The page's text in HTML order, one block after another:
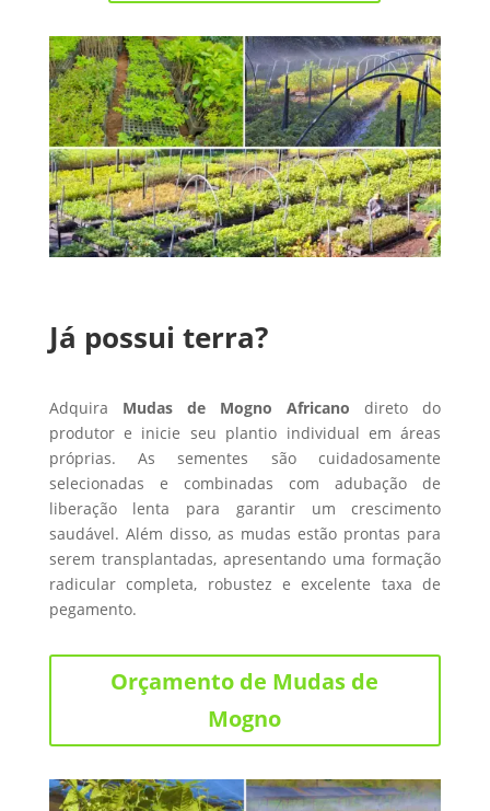
Já possui terra?
Adquira Mudas de Mogno Africano direto do
produtor e inicie seu plantio individual em áreas
próprias. As sementes são cuidadosamente
selecionadas e combinadas com adubação de
liberação lenta para garantir um crescimento
saudável. Além disso, as mudas estão prontas para
serem transplantadas, apresentando uma formação
radicular completa, robustez e excelente taxa de
pegamento.
Orçamento de Mudas de
Mogno